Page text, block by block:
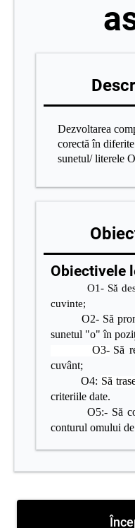
Dezvoltarea
corectă în
sunetul/ literele
Obiectivele
O1- Să
cuvinte;
O2- Să
sunetul "o" în
O3- Să
cuvânt;
O4: Să
criteriile date.
O5:- Să
conturul omului de